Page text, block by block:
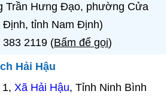
Trần Hưng Đạo, phường Cửa
Định, tỉnh Nam Định)
383 2119 (Bấm để gọi)
Hải Hậu
1,Xã Hải Hậu, Tỉnh Ninh Bình